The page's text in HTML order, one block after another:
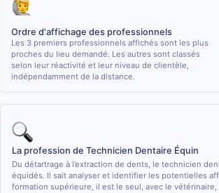
Ordre d'affichage des professionnels
Les 3 premiers professionnels affichés sont les plus
proches du lieu demandé. Les autres sont classés
selon leur réactivité et leur niveau de clientèle,
indépendamment de la distance.
La profession de Technicien Dentaire Équin
Du détartrage à l’extraction de dents, le technicien
équidés. Il sait analyser et identifier les potentielles
formation supérieure, il est le seul, avec le